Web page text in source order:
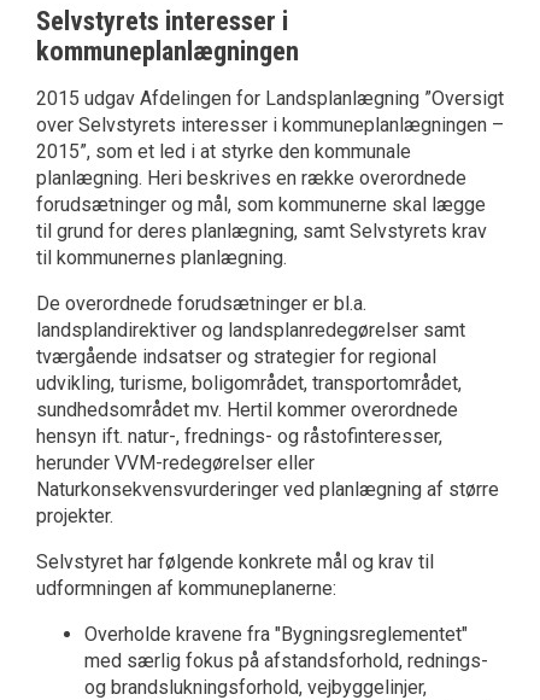
Selvstyrets interesser i
kommuneplanlægningen
2015 udgav Afdelingen for Landsplanlægning ”Oversigt
over Selvstyrets interesser i kommuneplanlægningen –
2015”, som et led i at styrke den kommunale
planlægning. Heri beskrives en række overordnede
forudsætninger og mål, som kommunerne skal lægge
til grund for deres planlægning, samt Selvstyrets krav
til kommunernes planlægning.
De overordnede forudsætninger er bl.a.
landsplandirektiver og landsplanredegørelser samt
tværgående indsatser og strategier for regional
udvikling, turisme, boligområdet, transportområdet,
sundhedsområdet mv. Hertil kommer overordnede
hensyn ift. natur-, frednings- og råstofinteresser,
herunder VVM-redegørelser eller
Naturkonsekvensvurderinger ved planlægning af større
projekter.
Selvstyret har følgende konkrete mål og krav til
udformningen af kommuneplanerne:
Overholde kravene fra "Bygningsreglementet"
med særlig fokus på afstandsforhold, rednings-
og brandslukningsforhold, vejbyggelinjer,